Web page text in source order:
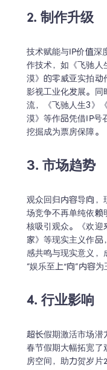
2. 制作升级
技术赋能与IP价值深
作技术，如《飞驰人
漠》的零威亚实拍动
影视工业化发展。同
流，《飞驰人生3》
漠》等作品凭借IP号
挖掘成为票房保障。
3. 市场趋势
观众回归内容导向，
场竞争不再单纯依赖
核吸引观众。《欢迎
家》等现实主义作品
感共鸣与现实意义，
“娱乐至上”向“内容为
4. 行业影响
超长假期激活市场
春节假期大幅拓宽了
房空间，助力贺岁片